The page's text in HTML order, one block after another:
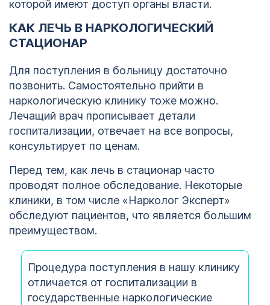
которой имеют доступ органы власти.
КАК ЛЕЧЬ В НАРКОЛОГИЧЕСКИЙ
СТАЦИОНАР
Для поступления в больницу достаточно
позвонить. Самостоятельно прийти в
наркологическую клинику тоже можно.
Лечащий врач прописывает детали
госпитализации, отвечает на все вопросы,
консультирует по ценам.
Перед тем, как лечь в стационар часто
проводят полное обследование. Некоторые
клиники, в том числе «Нарколог Эксперт»
обследуют пациентов, что является большим
преимуществом.
Процедура поступления в нашу клинику
отличается от госпитализации в
государственные наркологические